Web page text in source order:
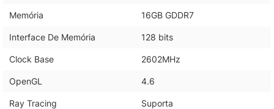
Memória 16GB GDDR7
Interface De Memória 128 bits
Clock Base 2602MHz
OpenGL 4.6
Ray Tracing Suporta